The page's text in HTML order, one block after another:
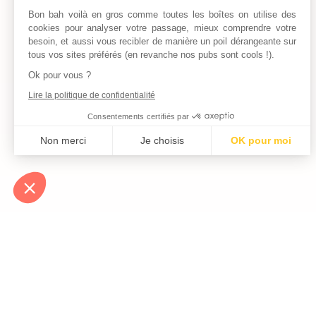
Bon bah voilà en gros comme toutes les boîtes on utilise des
cookies pour analyser votre passage, mieux comprendre votre
besoin, et aussi vous recibler de manière un poil dérangeante sur
tous vos sites préférés (en revanche nos pubs sont cools !).
Ok pour vous ?
Lire la politique de confidentialité
Consentements certifiés par
Non merci Je choisis
OK pour moi
Notre plateforme vous permet d'adapter et de gérer vos